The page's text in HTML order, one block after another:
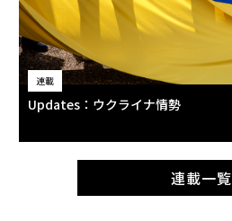
連載
Updates：ウクライナ情勢
連載一覧